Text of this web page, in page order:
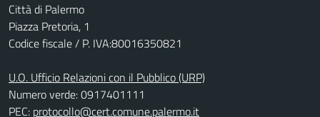
Città di Palermo
Piazza Pretoria, 1
Codice fiscale / P. IVA:80016350821
U.O. Ufficio Relazioni con il Pubblico (URP)
Numero verde: 0917401111
PEC: protocollo@cert.comune.palermo.it